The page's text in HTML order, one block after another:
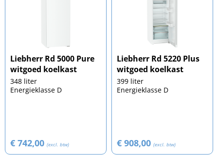
Liebherr Rd 5000 Pure
witgoed koelkast
348 liter
Energieklasse D
€ 742,00 (excl. btw)
Liebherr Rd 5220 Plus
witgoed koelkast
399 liter
Energieklasse D
€ 908,00 (excl. btw)